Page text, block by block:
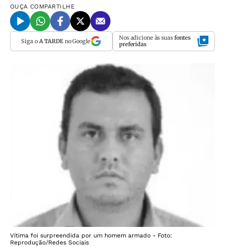
OUÇA COMPARTILHE
Siga o A TARDEno Google Nos adicione às suas fontes
preferidas
Vítima foi surpreendida por um homem armado - Foto:
Reprodução/Redes Sociais